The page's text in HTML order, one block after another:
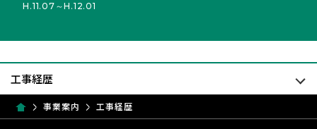
H.11.07～H.12.01
事業案内 工事経歴